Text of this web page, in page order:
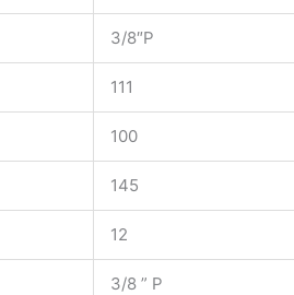
3/8″P
111
100
145
12
3/8 ” P